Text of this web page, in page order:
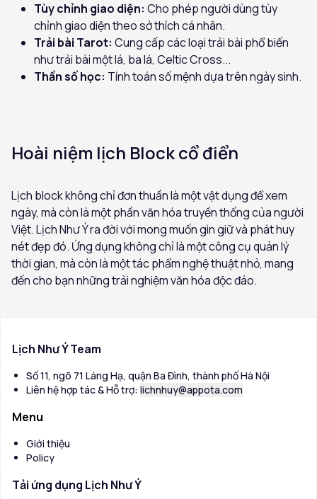
Tùy chỉnh giao diện: Cho phép người dùng tùy
chỉnh giao diện theo sở thích cá nhân.
Trải bài Tarot: Cung cấp các loại trải bài phổ biến
như trải bài một lá, ba lá, Celtic Cross...
Thần số học: Tính toán số mệnh dựa trên ngày sinh.
Hoài niệm lịch Block cổ điển
Lịch block không chỉ đơn thuần là một vật dụng để xem
ngày, mà còn là một phần văn hóa truyền thống của người
Việt. Lịch Như Ý ra đời với mong muốn gìn giữ và phát huy
nét đẹp đó. Ứng dụng không chỉ là một công cụ quản lý
thời gian, mà còn là một tác phẩm nghệ thuật nhỏ, mang
đến cho bạn những trải nghiệm văn hóa độc đáo.
Lịch Như Ý Team
Số 11, ngõ 71 Láng Hạ, quận Ba Đình, thành phố Hà Nội
Liên hệ hợp tác & Hỗ trợ: lichnhuy@appota.com
Menu
Giới thiệu
Policy
Tải ứng dụng Lịch Như Ý